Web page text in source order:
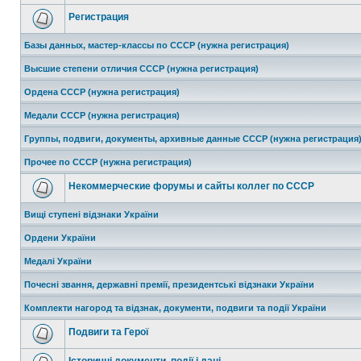
Регистрация
Базы данных, мастер-классы по СССР (нужна регистрация)
Высшие степени отличия СССР (нужна регистрация)
Ордена СССР (нужна регистрация)
Медали СССР (нужна регистрация)
Группы, подвиги, документы, архивные данные СССР (нужна регистрация)
Прочее по СССР (нужна регистрация)
Некоммерческие форумы и сайты коллег по СССР
Вищі ступені відзнаки України
Ордени України
Медалі України
Почесні звання, державні премії, президентські відзнаки України
Комплекти нагород та відзнак, документи, подвиги та події України
Подвиги та Герої